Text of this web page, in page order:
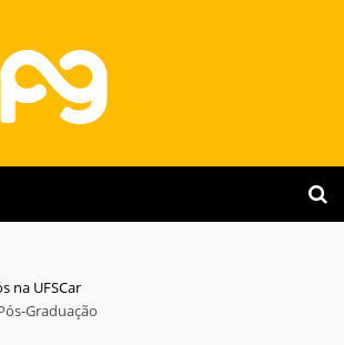
Busca
na UFSCar
Graduação